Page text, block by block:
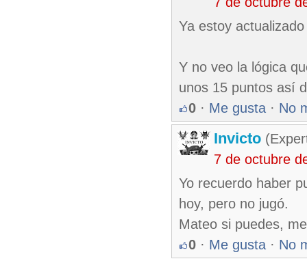
Ya estoy
Y no veo la lógica
unos 15 puntos así
0 · Me gusta · No
Invicto
7 de octubre
Yo recuerdo haber
hoy, pero no jugó.
Mateo si puedes,
0 · Me gusta · No